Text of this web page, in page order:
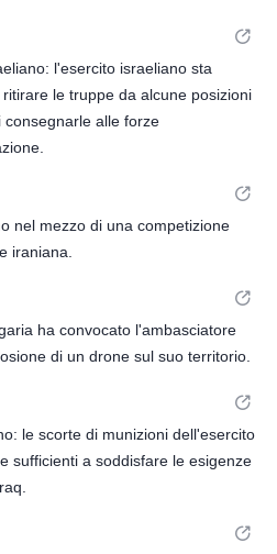
l'esercito israeliano sta
le truppe da alcune posizioni
consegnarle alle forze
nel mezzo di una competizione
iraniana.
ha convocato l'ambasciatore
di un drone sul suo territorio.
le scorte di munizioni dell'esercito
sufficienti a soddisfare le esigenze